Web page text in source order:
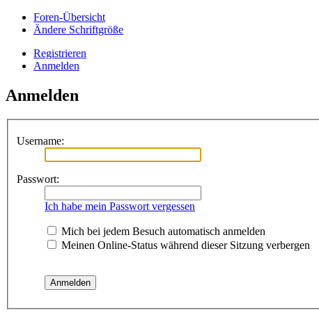
Foren-Übersicht
Ändere Schriftgröße
Registrieren
Anmelden
Anmelden
Username:
Passwort:
Ich habe mein Passwort vergessen
Mich bei jedem Besuch automatisch anmelden
Meinen Online-Status während dieser Sitzung verbergen